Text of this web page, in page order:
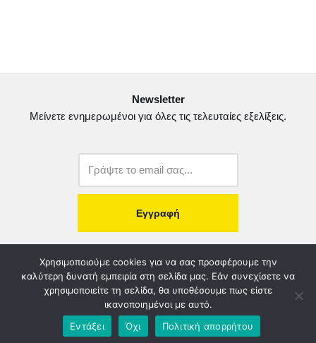
Newsletter
Μείνετε ενημερωμένοι για όλες τις τελευταίες εξελίξεις.
copyright@2022. Κατασκευή Ιστοσελίδας.
Λογοδοσία – Χρηστή Διαχείριση
Διοικητικό Συμβούλιο
Καταστατικό
Όροι & Πολιτικές
Πολιτική Απορρήτου
Χορηγοί
Χρησιμοποιούμε cookies για να σας προσφέρουμε την
καλύτερη δυνατή εμπειρία στη σελίδα μας. Εάν συνεχίσετε να
χρησιμοποιείτε τη σελίδα, θα υποθέσουμε πως είστε
ικανοποιημένοι με αυτό.
Εντάξει
Όχι Πολιτική απορρήτου